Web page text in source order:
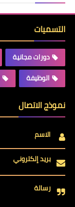
التسميات
دورات مجانية
الوظيفة
نموذج الاتصال
الاسم
بريد إلكتروني
رسالة